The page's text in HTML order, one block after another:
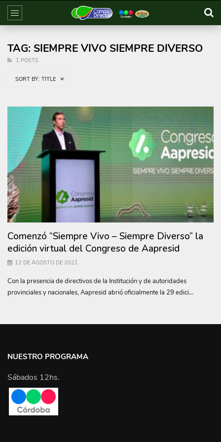
TAG: SIEMPRE VIVO SIEMPRE DIVERSO
1 POSTS
SORT BY: TITLE
Comenzó “Siempre Vivo – Siempre Diverso” la
edición virtual del Congreso de Aapresid
12 DE AGOSTO DE 2021
Con la presencia de directivos de la Institución y de autoridades
provinciales y nacionales, Aapresid abrió oficialmente la 29 edici...
NUESTRO PROGRAMA
Sábados 12hs.